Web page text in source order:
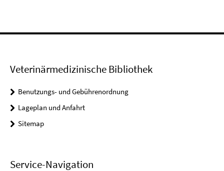
Veterinärmedizinische Bibliothek
Benutzungs- und Gebührenordnung
Lageplan und Anfahrt
Sitemap
Service-Navigation